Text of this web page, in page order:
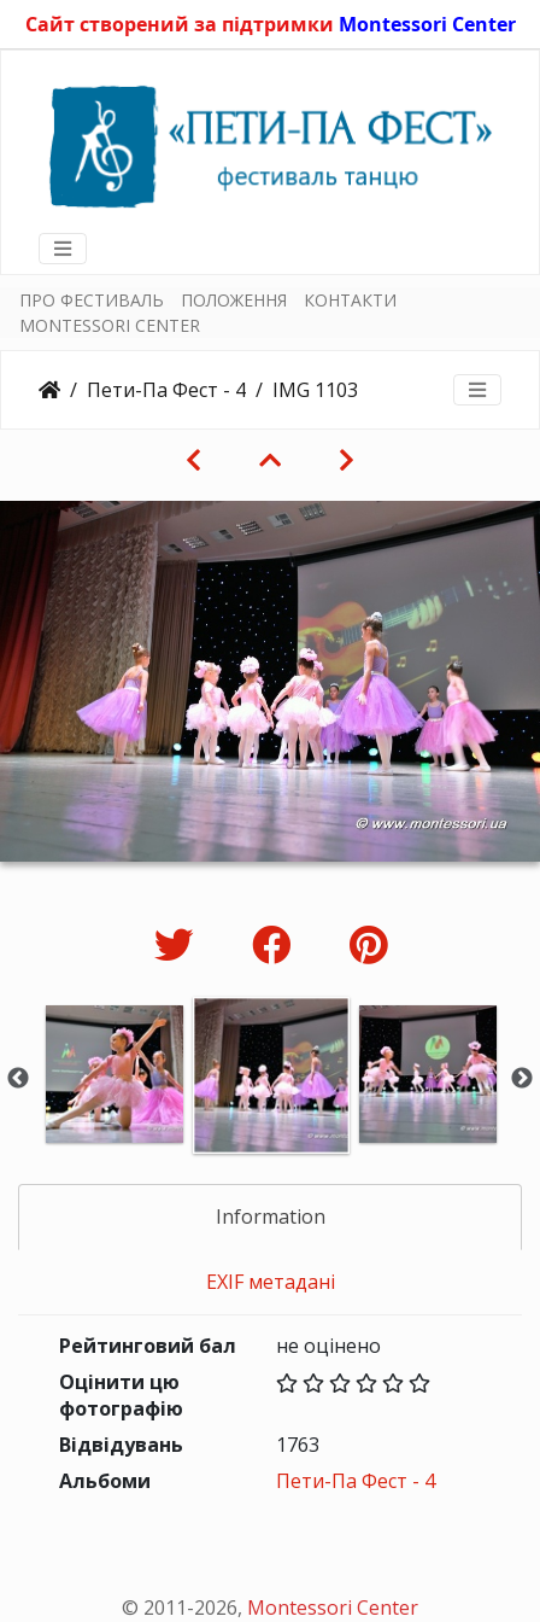
Сайт створений за підтримки Montessori Center
ПРО ФЕСТИВАЛЬ ПОЛОЖЕННЯ
КОНТАКТИ
MONTESSORI CENTER
Пети-Па Фест - 4 IMG 1103
Information
EXIF метадані
Рейтинговий бал
не оцінено
Оцінити цю
фотографію
Відвідувань
1763
Альбоми
Пети-Па Фест - 4
© 2011-2026, Montessori Center